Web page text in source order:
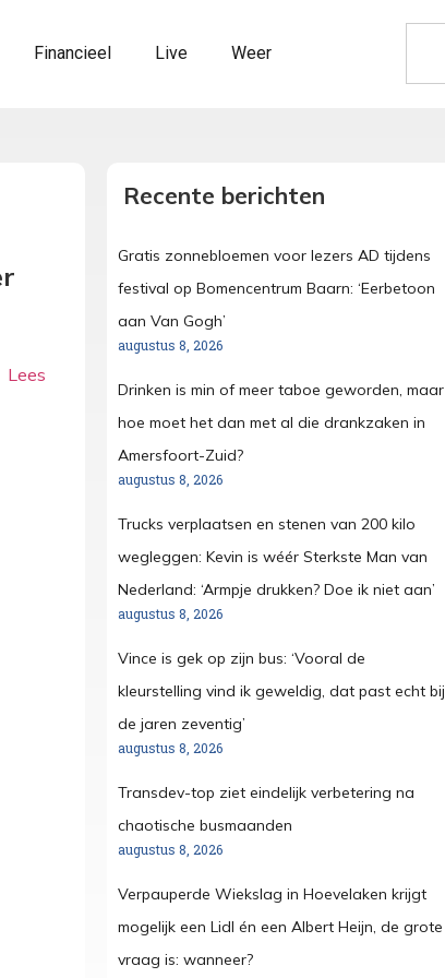
Financieel Live Weer
Recente berichten
Gratis zonnebloemen voor lezers AD tijdens
festival op Bomencentrum Baarn: ‘Eerbetoon
aan Van Gogh’
augustus 8, 2026
Drinken is min of meer taboe geworden, maar
hoe moet het dan met al die drankzaken in
Amersfoort-Zuid?
augustus 8, 2026
Trucks verplaatsen en stenen van 200 kilo
wegleggen: Kevin is wéér Sterkste Man van
Nederland: ‘Armpje drukken? Doe ik niet aan’
augustus 8, 2026
Vince is gek op zijn bus: ‘Vooral de
kleurstelling vind ik geweldig, dat past echt bij
de jaren zeventig’
augustus 8, 2026
Transdev-top ziet eindelijk verbetering na
chaotische busmaanden
augustus 8, 2026
Verpauperde Wiekslag in Hoevelaken krijgt
mogelijk een Lidl én een Albert Heijn, de grote
vraag is: wanneer?